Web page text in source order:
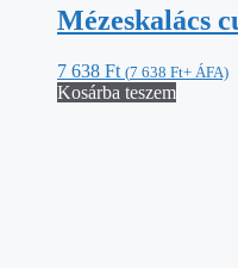
Mézeskalács
7 638 Ft (7 638 Ft+ ÁFA)
Kosárba teszem